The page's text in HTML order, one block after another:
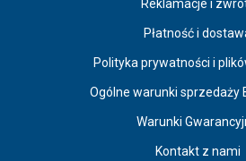
Reklamacje i
Płatność i
Polityka prywatności i
Ogólne warunki sprzedaży
Warunki
Kontakt z nami